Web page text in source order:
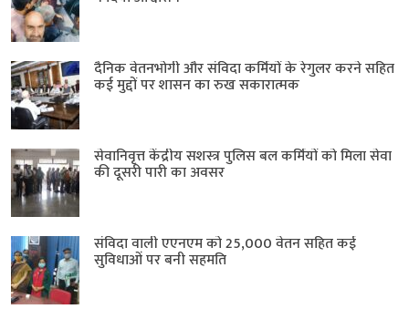
दैनिक वेतनभोगी और संविदा कर्मियों के रेगुलर करने सहित
कई मुद्दों पर शासन का रुख सकारात्मक
सेवानिवृत्त केंद्रीय सशस्त्र पुलिस बल ​कर्मियों को मिला सेवा
की दूसरी पारी का अवसर
संविदा वाली एएनएम को 25,000 वेतन सहित कई
सुविधाओं पर बनी सहमति